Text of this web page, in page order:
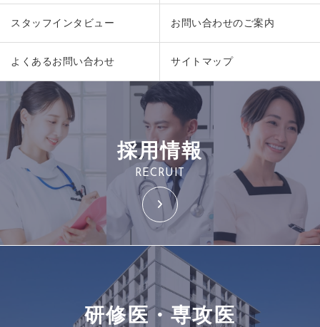
スタッフインタビュー お問い合わせのご案内
よくあるお問い合わせ サイトマップ
採用情報
RECRUIT
研修医・専攻医